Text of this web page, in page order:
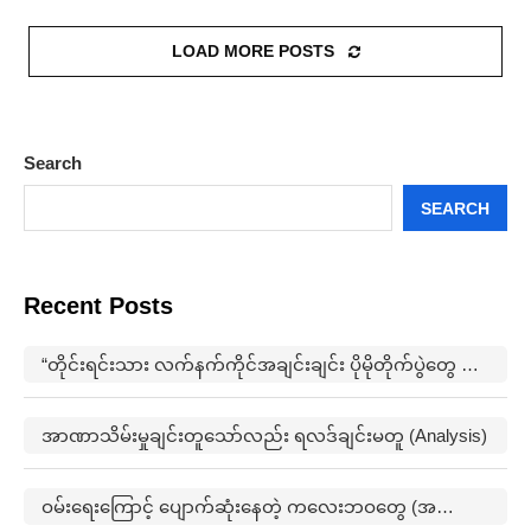
LOAD MORE POSTS
Search
SEARCH
Recent Posts
“တိုင်းရင်းသား လက်နက်ကိုင်အချင်းချင်း ပိုမိုတိုက်ပွဲတွေ ဖြစ်ပွားမှုတွေက မြေရှားနဲ့ ပတ်သက်ပြီးတော့ ထိပ်တိုက်များလာတယ်”
အာဏာသိမ်းမှုချင်းတူသော်လည်း ရလဒ်ချင်းမတူ (Analysis)
ဝမ်းရေးကြောင့် ပျောက်ဆုံးနေတဲ့ ကလေးဘဝတွေ (အတွေးအမြင်)